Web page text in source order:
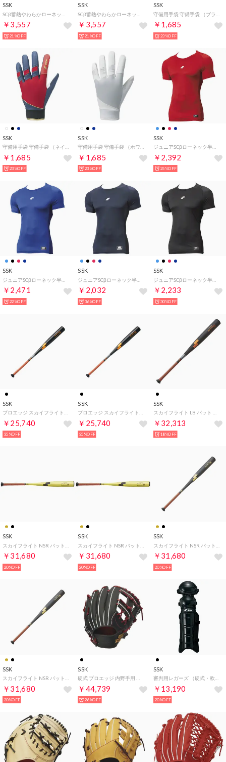
SSK
￥3,557
21%OFF
SSK
￥3,557
21%OFF
SSK
￥1,685
23%OFF
SSK
￥1,685
23%OFF
SSK
￥1,685
23%OFF
SSK
ジュニアSCβローネック半袖フィットアンダーシャツ （レッド）
￥2,392
25%OFF
SSK
￥2,471
22%OFF
SSK
￥2,032
36%OFF
SSK
ジュニアSCβローネック半袖フィットアンダーシャツ （ブラック）
￥2,233
30%OFF
SSK
￥25,740
35%OFF
SSK
￥25,740
35%OFF
SSK
￥32,313
18%OFF
SSK
￥31,680
20%OFF
SSK
￥31,680
20%OFF
SSK
￥31,680
20%OFF
SSK
￥31,680
20%OFF
SSK
￥44,739
26%OFF
SSK
￥13,190
20%OFF